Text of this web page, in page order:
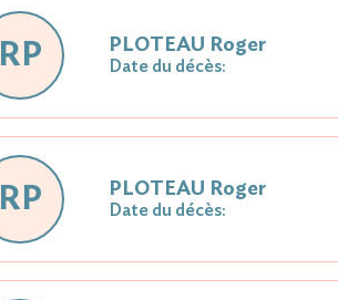
RP PLOTEAU Roger
Date du décès:
RP PLOTEAU Roger
Date du décès: